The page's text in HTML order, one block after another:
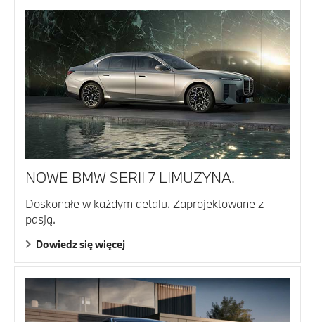
NOWE BMW SERII 7 LIMUZYNA.
Doskonałe w każdym detalu. Zaprojektowane z
pasją.
Dowiedz się więcej